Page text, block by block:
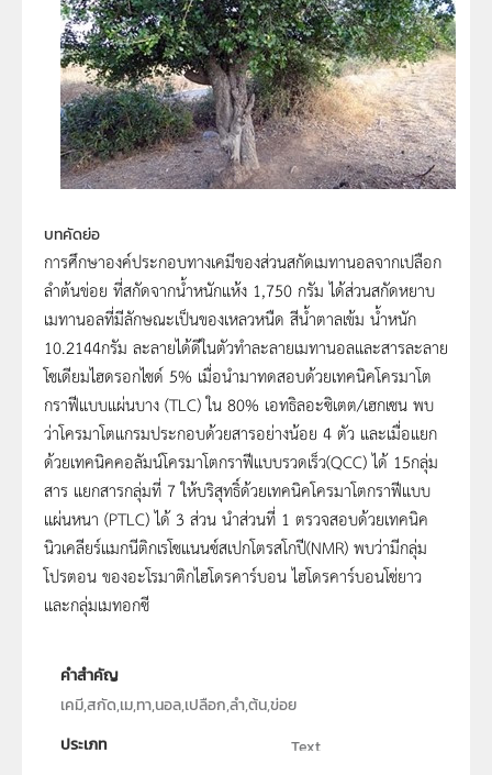
บทคัดย่อ
การศึกษาองค์ประกอบทางเคมีของส่วนสกัดเมทานอลจากเปลือก
ลำต้นข่อย ที่สกัดจากน้ำหนักแห้ง 1,750 กรัม ได้ส่วนสกัดหยาบ
เมทานอลที่มีลักษณะเป็นของเหลวหนืด สีน้ำตาลเข้ม น้ำหนัก
10.2144กรัม ละลายได้ดีในตัวทำละลายเมทานอลและสารละลาย
โซเดียมไฮดรอกไซด์ 5% เมื่อนำมาทดสอบด้วยเทคนิคโครมาโต
กราฟีแบบแผ่นบาง (TLC) ใน 80% เอทธิลอะซิเตต/เฮกเซน พบ
ว่าโครมาโตแกรมประกอบด้วยสารอย่างน้อย 4 ตัว และเมื่อแยก
ด้วยเทคนิคคอลัมน์โครมาโตกราฟีแบบรวดเร็ว(QCC) ได้ 15กลุ่ม
สาร แยกสารกลุ่มที่ 7 ให้บริสุทธิ์ด้วยเทคนิคโครมาโตกราฟีแบบ
แผ่นหนา (PTLC) ได้ 3 ส่วน นำส่วนที่ 1 ตรวจสอบด้วยเทคนิค
นิวเคลียร์แมกนีติกเรโซแนนซ์สเปกโตรสโกปี(NMR) พบว่ามีกลุ่ม
โปรตอน ของอะโรมาติกไฮโดรคาร์บอน ไฮโดรคาร์บอนโซ่ยาว
และกลุ่มเมทอกซี
คำสำคัญ
เคมี,สกัด,เม,ทา,นอล,เปลือก,ลำ,ต้น,ข่อย
ประเภท
Text